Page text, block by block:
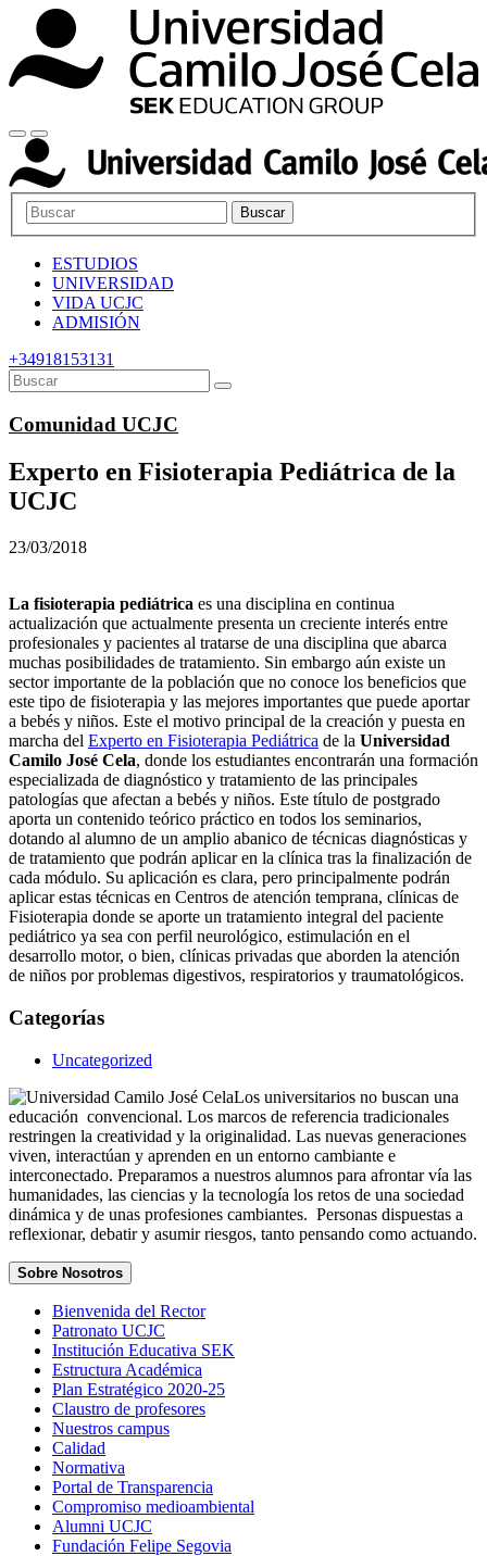
Buscar
ESTUDIOS
UNIVERSIDAD
VIDA UCJC
ADMISIÓN
+34918153131
Comunidad UCJC
Experto en Fisioterapia Pediátrica de la
UCJC
23/03/2018
La fisioterapia pediátrica es una disciplina en continua
actualización que actualmente presenta un creciente interés entre
profesionales y pacientes al tratarse de una disciplina que abarca
muchas posibilidades de tratamiento. Sin embargo aún existe un
sector importante de la población que no conoce los beneficios que
este tipo de fisioterapia y las mejores importantes que puede aportar
a bebés y niños. Este el motivo principal de la creación y puesta en
marcha del Experto en Fisioterapia Pediátrica de la Universidad
Camilo José Cela, donde los estudiantes encontrarán una formación
especializada de diagnóstico y tratamiento de las principales
patologías que afectan a bebés y niños. Este título de postgrado
aporta un contenido teórico práctico en todos los seminarios,
dotando al alumno de un amplio abanico de técnicas diagnósticas y
de tratamiento que podrán aplicar en la clínica tras la finalización de
cada módulo. Su aplicación es clara, pero principalmente podrán
aplicar estas técnicas en Centros de atención temprana, clínicas de
Fisioterapia donde se aporte un tratamiento integral del paciente
pediátrico ya sea con perfil neurológico, estimulación en el
desarrollo motor, o bien, clínicas privadas que aborden la atención
de niños por problemas digestivos, respiratorios y traumatológicos.
Categorías
Uncategorized
Los universitarios no buscan una
educación convencional. Los marcos de referencia tradicionales
restringen la creatividad y la originalidad. Las nuevas generaciones
viven, interactúan y aprenden en un entorno cambiante e
interconectado. Preparamos a nuestros alumnos para afrontar vía las
humanidades, las ciencias y la tecnología los retos de una sociedad
dinámica y de unas profesiones cambiantes. Personas dispuestas a
reflexionar, debatir y asumir riesgos, tanto pensando como actuando.
Sobre Nosotros
Bienvenida del Rector
Patronato UCJC
Institución Educativa SEK
Estructura Académica
Plan Estratégico 2020-25
Claustro de profesores
Nuestros campus
Calidad
Normativa
Portal de Transparencia
Compromiso medioambiental
Alumni UCJC
Fundación Felipe Segovia